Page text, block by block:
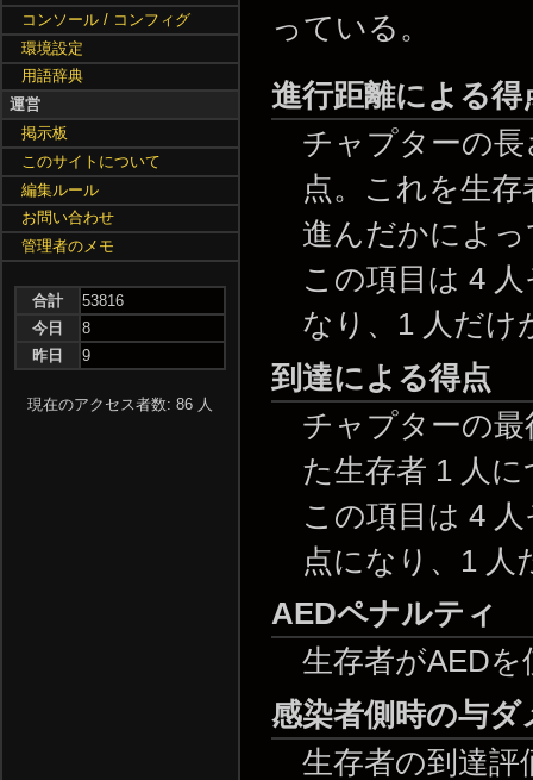
っている。
進行距離による得
チャプターの
点。これを生
進んだかによ
この項目は 4
なり、1 人だけ
到達による得点
チャプターの
た生存者 1 人
この項目は 4
点になり、1 人
AEDペナルティ
生存者がAED
感染者側時の与ダ
生存者の到達評
コンソール / コンフィグ
環境設定
用語辞典
運営
掲示板
このサイトについて
編集ルール
お問い合わせ
管理者のメモ
合計
53816
今日
8
昨日
9
現在のアクセス者数: 86 人